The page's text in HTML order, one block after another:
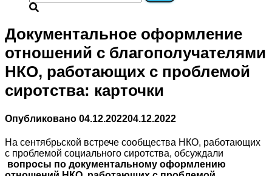
Документальное оформление
отношений с благополучателями
НКО, работающих с проблемой
сиротства: карточки
Опубликовано 04.12.202204.12.2022
На сентябрьской встрече сообщества НКО, работающих
с проблемой социального сиротства, обсуждали
вопросы по документальному оформлению